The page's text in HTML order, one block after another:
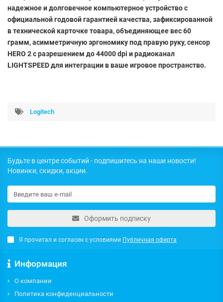
надежное и долговечное компьютерное устройство с
официальной годовой гарантией качества, зафиксированной
в технической карточке товара, объединяющее вес 60
грамм, асимметричную эргономику под правую руку, сенсор
HERO 2 с разрешением до 44000 dpi и радиоканал
LIGHTSPEED для интеграции в ваше игровое пространство.
Logitech
Будьте в центре событий - подпишитесь на наши новости!
Новинки, скидки, акции.
Оформить подписку
Я прочитал и согласен с условиями Публичная оферта
Информация
О компании
Политика конфиденциальности